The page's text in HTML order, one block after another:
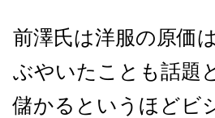
前澤氏は洋服の原価
ぶやいたことも話題
儲かるというほどビ